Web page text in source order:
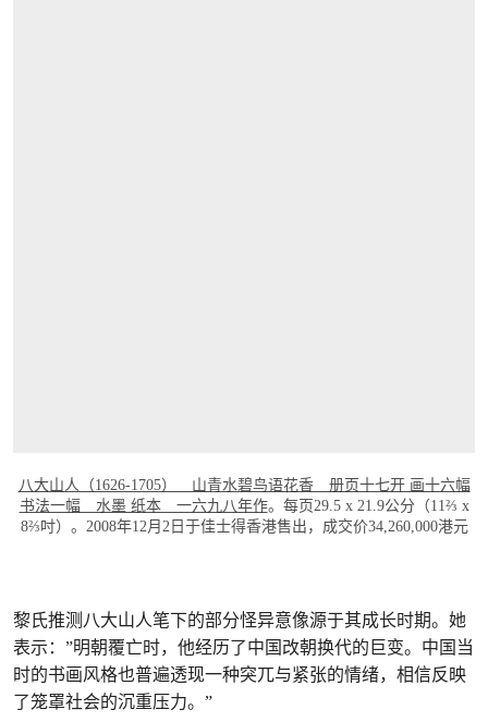
八大山人（1626-1705） 山青水碧鸟语花香 册页十七开 画十六幅
书法一幅 水墨 纸本 一六九八年作。每页29.5 x 21.9公分（11⅔ x
8⅔吋）。2008年12月2日于佳士得香港售出，成交价34,260,000港元
黎氏推测八大山人笔下的部分怪异意像源于其成长时期。她
表示：”明朝覆亡时，他经历了中国改朝换代的巨变。中国当
时的书画风格也普遍透现一种突兀与紧张的情绪，相信反映
了笼罩社会的沉重压力。”